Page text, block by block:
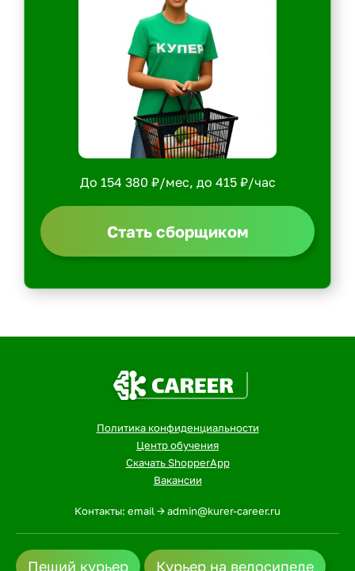
До 154 380 ₽/мес, до 415 ₽/час
Стать сборщиком
Политика конфиденциальности
Центр обучения
Скачать ShopperApp
Вакансии
Контакты: email -> admin@kurer-career.ru
Пеший курьер Курьер на велосипеде